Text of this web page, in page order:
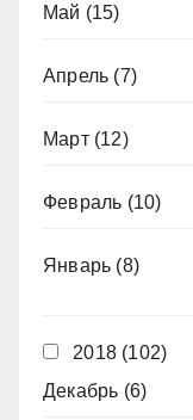
Май (15)
Апрель (7)
Март(12)
Февраль (10)
Январь (8)
2018 (102)
Декабрь (6)